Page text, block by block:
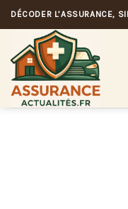
Skip
to
content
DÉCODER L’ASSURANCE,